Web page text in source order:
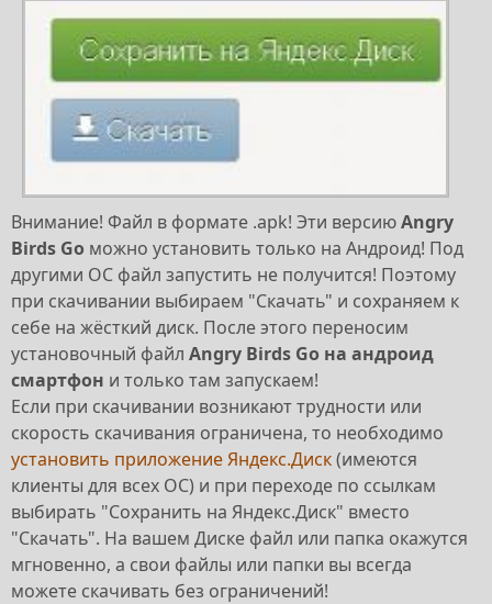
Внимание! Файл в формате .apk! Эти версиюAngry
Birds Go можно установить только на Андроид! Под
другими ОС файл запустить не получится! Поэтому
при скачивании выбираем "Скачать" и сохраняем к
себе на жёсткий диск. После этого переносим
установочный файл Angry Birds Go на андроид
смартфон и только там запускаем!
Если при скачивании возникают трудности или
скорость скачивания ограничена, то необходимо
установить приложение Яндекс.Диск(имеются
клиенты для всех ОС) и при переходе по ссылкам
выбирать "Сохранить на Яндекс.Диск" вместо
"Скачать". На вашем Диске файл или папка окажутся
мгновенно, а свои файлы или папки вы всегда
можете скачивать без ограничений!